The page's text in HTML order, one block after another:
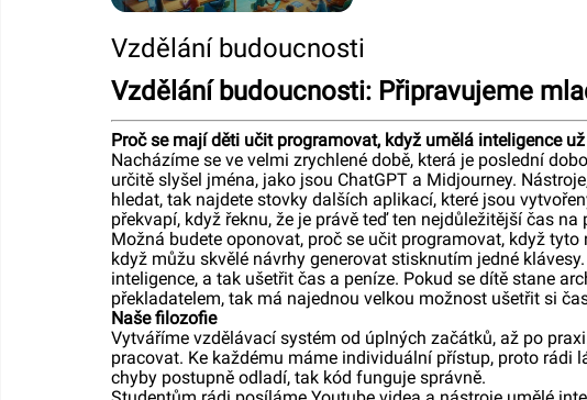
Vzdělání budoucnosti
Vzdělání budoucnosti: Připravujeme
Proč se mají děti učit programovat, když umělá inteligence
Nacházíme se ve velmi zrychlené době, která je poslední
určitě slyšel jména, jako jsou ChatGPT a Midjourney.
hledat, tak najdete stovky dalších aplikací, které jsou
překvapí, když řeknu, že je právě teď ten nejdůležitější čas
Možná budete oponovat, proč se učit programovat, když
když můžu skvělé návrhy generovat stisknutím jedné
inteligence, a tak ušetřit čas a peníze. Pokud se dítě stane
překladatelem, tak má najednou velkou možnost ušetřit si
Naše filozofie
Vytváříme vzdělávací systém od úplných začátků, až po
pracovat. Ke každému máme individuální přístup, proto rádi
chyby postupně odladí, tak kód funguje správně.